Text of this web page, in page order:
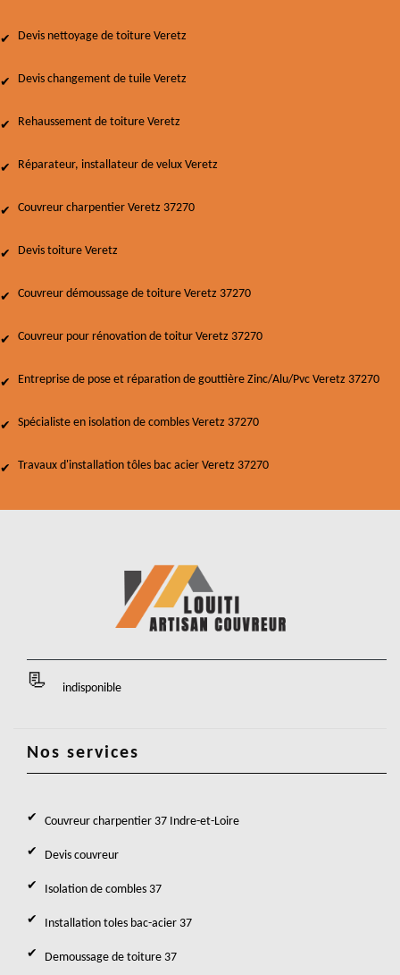
Devis nettoyage de toiture Veretz
Devis changement de tuile Veretz
Rehaussement de toiture Veretz
Réparateur, installateur de velux Veretz
Couvreur charpentier Veretz 37270
Devis toiture Veretz
Couvreur démoussage de toiture Veretz 37270
Couvreur pour rénovation de toitur Veretz 37270
Entreprise de pose et réparation de gouttière Zinc/Alu/Pvc Veretz 37270
Spécialiste en isolation de combles Veretz 37270
Travaux d'installation tôles bac acier Veretz 37270
indisponible
Nos services
Couvreur charpentier 37 Indre-et-Loire
Devis couvreur
Isolation de combles 37
Installation toles bac-acier 37
Demoussage de toiture 37